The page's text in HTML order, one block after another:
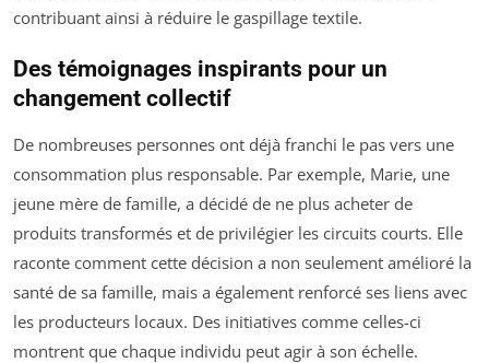
contribuant ainsi à réduire le gaspillage textile.
Des témoignages inspirants pour un
changement collectif
De nombreuses personnes ont déjà franchi le pas vers une
consommation plus responsable. Par exemple, Marie, une
jeune mère de famille, a décidé de ne plus acheter de
produits transformés et de privilégier les circuits courts. Elle
raconte comment cette décision a non seulement amélioré la
santé de sa famille, mais a également renforcé ses liens avec
les producteurs locaux. Des initiatives comme celles-ci
montrent que chaque individu peut agir à son échelle.